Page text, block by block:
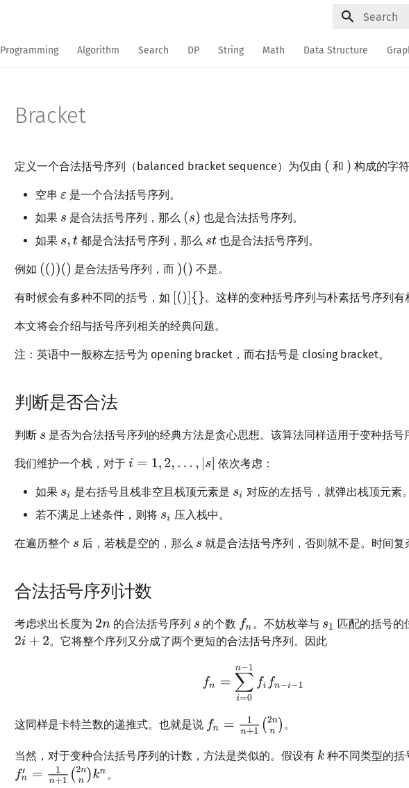
Programming Algorithm Search DP String Math Data Structure
Bracket
定义一个合法括号序列（balanced bracket sequence）为仅由 和 构成的字
空串
是一个合法括号序列。
如果
是合法括号序列，那么
也是合法括号序列。
如果
都是合法括号序列，那么 也是合法括号序列。
例如 是合法括号序列，而 不是。
有时候会有多种不同的括号，如 。这样的变种括号序列与朴素括号序列有
本文将会介绍与括号序列相关的经典问题。
注：英语中一般称左括号为 opening bracket，而右括号是 closing bracket。
判断是否合法
判断 是否为合法括号序列的经典方法是贪心思想。该算法同样适用于变种括号
我们维护一个栈，对于 依次考虑：
如果 是右括号且栈非空且栈顶元素是
对应的左括号，就弹出栈顶元素。
若不满足上述条件，则将
压入栈中。
在遍历整个 后，若栈是空的，那么 就是合法括号序列，否则就不是。时间复
合法括号序列计数
考虑求出长度为 的合法括号序列 的个数 。不妨枚举与
匹配的括号的
。它将整个序列又分成了两个更短的合法括号序列。因此
这同样是卡特兰数的递推式。也就是说 。
当然，对于变种合法括号序列的计数，方法是类似的。假设有
种不同类型的括
。